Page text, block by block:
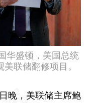
华盛顿，美国总统
联储翻修项目。
晚，美联储主席鲍